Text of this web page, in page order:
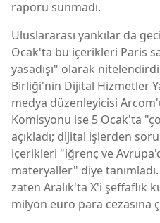
raporu sunmadı.
Uluslararası yankılar da
Ocak'ta bu içerikleri Paris
yasadışı" olarak
Birliği'nin Dijital Hizmetler
medya düzenleyicisi
Komisyonu ise 5 Ocak'ta
açıkladı; dijital işlerden
içerikleri "iğrenç ve
materyaller" diye
zaten Aralık'ta X'i şeffaflık
milyon euro para cezasına